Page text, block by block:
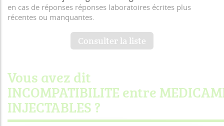
en cas de réponses réponses laboratoires écrites plus
récentes ou manquantes.
Consulter la liste
Vous avez dit
INCOMPATIBILITE entre
INJECTABLES ?